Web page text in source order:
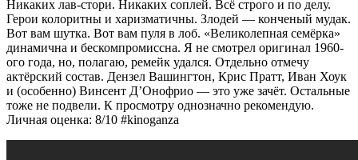
Никаких лав-стори. Никаких соплей. Всё строго и по делу.
Герои колоритны и харизматичны. Злодей — конченый мудак.
Вот вам шутка. Вот вам пуля в лоб. «Великолепная семёрка»
динамична и бескомпромиссна. Я не смотрел оригинал 1960-
ого года, но, полагаю, ремейк удался. Отдельно отмечу
актёрский состав. Дензел Вашингтон, Крис Пратт, Иван Хоук
и (особенно) Винсент Д’Онофрио — это уже зачёт. Остальные
тоже не подвели. К просмотру однозначно рекомендую.
Личная оценка: 8/10 #kinoganza